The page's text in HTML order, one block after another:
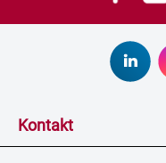
Kontakt